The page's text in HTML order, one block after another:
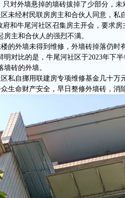
对外墙悬掉的墙砖拔掉了少部分，未
未经村民联房房主和合伙人同意，私
和牛尾河社区召集房主开会，要求
房主和合伙人的强烈不满。
的外墙未得到维修，外墙砖掉落仍时
明对比的是，牛尾河社区于2023年下
墙砖的外墙。
私自挪用联建房专项维修基金几十万
生命财产安全，早日整修外墙砖，消